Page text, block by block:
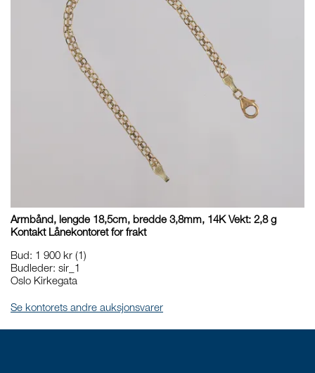
Armbånd, lengde 18,5cm, bredde 3,8mm, 14K Vekt: 2,8 g
Kontakt Lånekontoret for frakt
Bud: 1 900 kr (1)
Budleder: sir_1
Oslo Kirkegata
Se kontorets andre auksjonsvarer